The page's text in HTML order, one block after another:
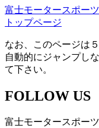
富士モータースポー
トップページ
なお、このページは
自動的にジャンプし
て下さい。
FOLLOW US
富士モータースポー